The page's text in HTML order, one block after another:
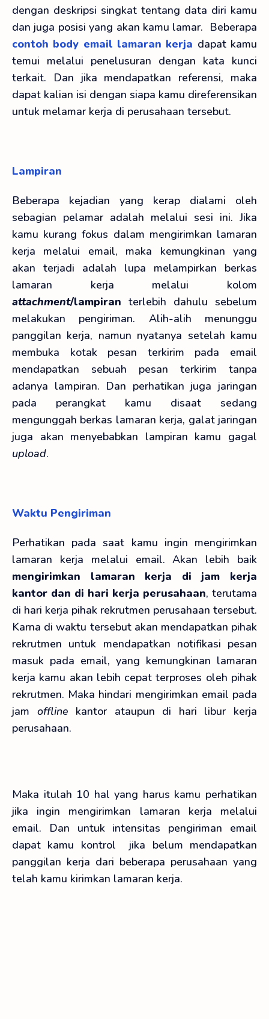
dengan deskripsi singkat tentang data diri kamu
dan juga posisi yang akan kamu lamar. Beberapa
contoh body email lamaran kerja dapat kamu
temui melalui penelusuran dengan kata kunci
terkait. Dan jika mendapatkan referensi, maka
dapat kalian isi dengan siapa kamu direferensikan
untuk melamar kerja di perusahaan tersebut.
Lampiran
Beberapa kejadian yang kerap dialami oleh
sebagian pelamar adalah melalui sesi ini. Jika
kamu kurang fokus dalam mengirimkan lamaran
kerja melalui email, maka kemungkinan yang
akan terjadi adalah lupa melampirkan berkas
lamaran kerja melalui kolom
attachment/lampiran terlebih dahulu sebelum
melakukan pengiriman. Alih-alih menunggu
panggilan kerja, namun nyatanya setelah kamu
membuka kotak pesan terkirim pada email
mendapatkan sebuah pesan terkirim tanpa
adanya lampiran. Dan perhatikan juga jaringan
pada perangkat kamu disaat sedang
mengunggah berkas lamaran kerja, galat jaringan
juga akan menyebabkan lampiran kamu gagal
upload.
Waktu Pengiriman
Perhatikan pada saat kamu ingin mengirimkan
lamaran kerja melalui email. Akan lebih baik
mengirimkan lamaran kerja di jam kerja
kantor dan di hari kerja perusahaan, terutama
di hari kerja pihak rekrutmen perusahaan tersebut.
Karna di waktu tersebut akan mendapatkan pihak
rekrutmen untuk mendapatkan notifikasi pesan
masuk pada email, yang kemungkinan lamaran
kerja kamu akan lebih cepat terproses oleh pihak
rekrutmen. Maka hindari mengirimkan email pada
jam offline kantor ataupun di hari libur kerja
perusahaan.
Maka itulah 10 hal yang harus kamu perhatikan
jika ingin mengirimkan lamaran kerja melalui
email. Dan untuk intensitas pengiriman email
dapat kamu kontrol jika belum mendapatkan
panggilan kerja dari beberapa perusahaan yang
telah kamu kirimkan lamaran kerja.